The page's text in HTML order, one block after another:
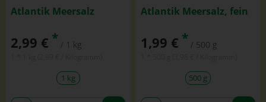
Atlantik Meersalz
2,99 € * / 1 kg
1 kg
Atlantik Meersalz, fein
1,99 € * / 500 g
500 g